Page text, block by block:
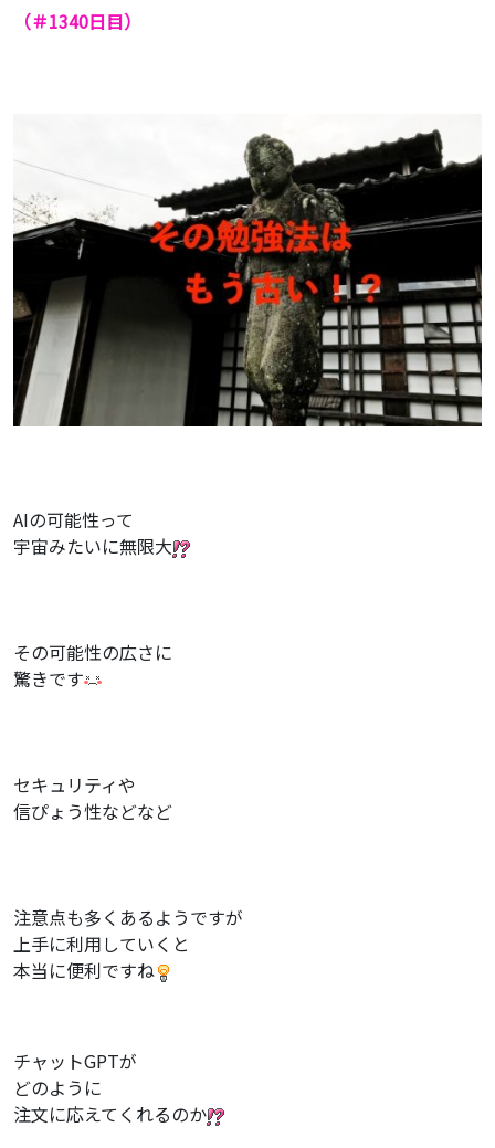
（＃1340日目）
AIの可能性って
宇宙みたいに無限大
その可能性の広さに
驚きです
セキュリティや
信ぴょう性などなど
注意点も多くあるようですが
上手に利用していくと
本当に便利ですね
チャットGPTが
どのように
注文に応えてくれるのか